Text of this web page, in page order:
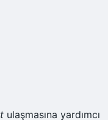
ulaşmasına yardımcı